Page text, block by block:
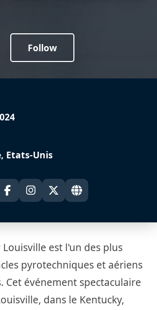
Follow
Etats-Unis
est l'un des plus
pyrotechniques et aériens
Cet événement spectaculaire
dans le Kentucky,